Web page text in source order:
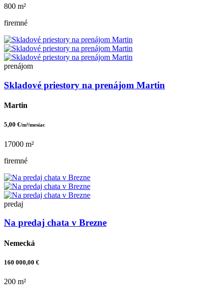
800 m²
firemné
prenájom
Skladové priestory na prenájom Martin
Martin
5,00 €/m²/mesiac
17000 m²
firemné
predaj
Na predaj chata v Brezne
Nemecká
160 000,00 €
200 m²